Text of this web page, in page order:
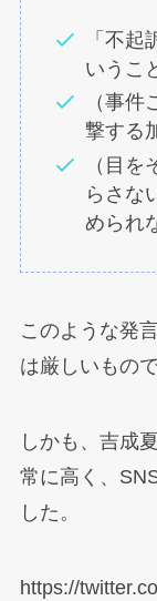
「不
いうこ
（事
撃する
（目
らさな
められ
このような発
は厳しいもので
しかも、吉成
常に高く、
した。
https://